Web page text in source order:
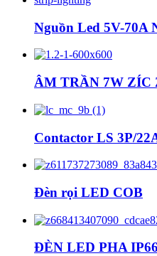
Nguồn Led 5V-70A
ÂM TRẦN 7W ZÍC
Contactor LS 3P/
Đèn rọi LED COB
ĐÈN LED PHA IP66